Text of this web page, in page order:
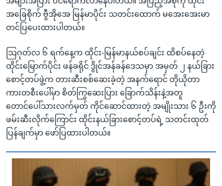
ကျော်
အခြေစိုက် ဗွီအိုအေ မြန်မာပိုင်း သတင်းထောက် မအေးအေးမာ
တင်ပြပေးထားပါတယ်။
သြဂုတ်လ ၆ ရက်နေ့က ထိုင်း-မြန်မာနယ်စပ်ချင်း ထိစပ်နေတဲ့
ထိုင်းမြောက်ပိုင်း ဖန်ခရိုင် ဒွိုင်အန်ခန်ဒေသမှာ အမှတ် ၂ နယ်ခြား
စောင့်တပ်ဖွဲ့က တားဆီးစစ်ဆေးခဲ့တဲ့ အနက်ရောင် တိုယိုတာ
ကားတစီးပေါ်မှာ စိတ်ကြွဆေးပြား ခြောက်သိန်းနဲ့အတူ
တောင်ပေါ်သားလက်မှတ် ကိုင်ဆောင်ထားတဲ့ အမျိုးသား ၆ ဦးကို
ဖမ်းဆီးလိုက်ကြောင်း ထိုင်းနယ်ခြားစောင့်တပ်ရဲ့ သတင်းထုတ်
ပြန်ချက်မှာ ဖော်ပြထားပါတယ်။